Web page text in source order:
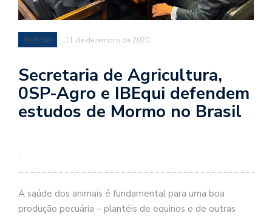
Notícias 11 de dezembro de 2020
Secretaria de Agricultura,
0SP-Agro e IBEqui defendem
estudos de Mormo no Brasil
.
A saúde dos animais é fundamental para uma boa
produção pecuária – plantéis de equinos e de outras